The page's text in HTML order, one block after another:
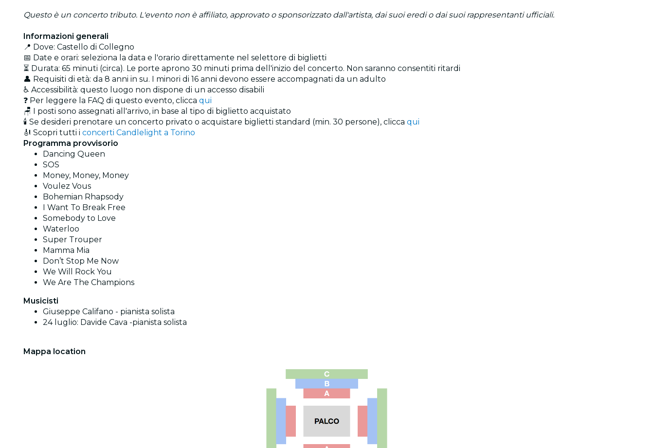
Questo è un concerto tributo. L'evento non è affiliato, approvato o sponsorizzato dall'artista, dai suoi eredi o dai suoi rappresentanti ufficiali.
Informazioni generali
📍 Dove: Castello di Collegno
📅 Date e orari: seleziona la data e l'orario direttamente nel selettore di biglietti
⏳ Durata: 65 minuti (circa). Le porte aprono 30 minuti prima dell'inizio del concerto. Non saranno consentiti ritardi
👤 Requisiti di età: da 8 anni in su. I minori di 16 anni devono essere accompagnati da un adulto
♿ Accessibilità: questo luogo non dispone di un accesso disabili
❓ Per leggere la FAQ di questo evento, clicca qui
🪑 I posti sono assegnati all'arrivo, in base al tipo di biglietto acquistato
🕯️ Se desideri prenotare un concerto privato o acquistare biglietti standard (min. 30 persone), clicca qui
🎻 Scopri tutti i concerti Candlelight a Torino
Programma provvisorio
Dancing Queen
SOS
Money, Money, Money
Voulez Vous
Bohemian Rhapsody
I Want To Break Free
Somebody to Love
Waterloo
Super Trouper
Mamma Mia
Don’t Stop Me Now
We Will Rock You
We Are The Champions
Musicisti
Giuseppe Califano - pianista solista
24 luglio: Davide Cava -pianista solista
Mappa location